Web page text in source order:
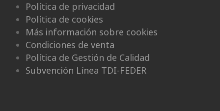
Política de privacidad
Política de cookies
Más información sobre cookies
Condiciones de venta
Política de Gestión de Calidad
Subvención Línea TDI-FEDER